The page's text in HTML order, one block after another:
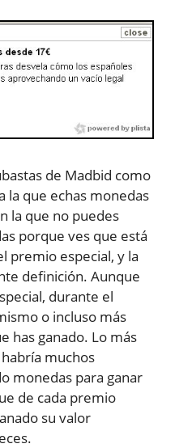
de Madbid como
la que echas monedas
la que no puedes
porque ves que está
premio especial, y la
definición. Aunque
durante el
o incluso más
has ganado. Lo más
muchos
monedas para ganar
de cada premio
su valor